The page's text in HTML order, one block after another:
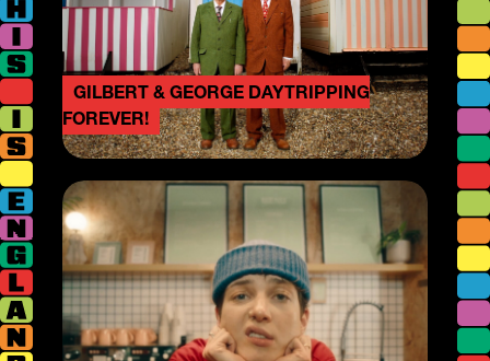
GILBERT & GEORGE DAYTRIPPING
FOREVER!